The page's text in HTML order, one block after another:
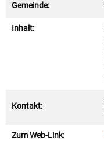
Gemeinde:
Inhalt:
Kontakt:
Zum Web-Link: